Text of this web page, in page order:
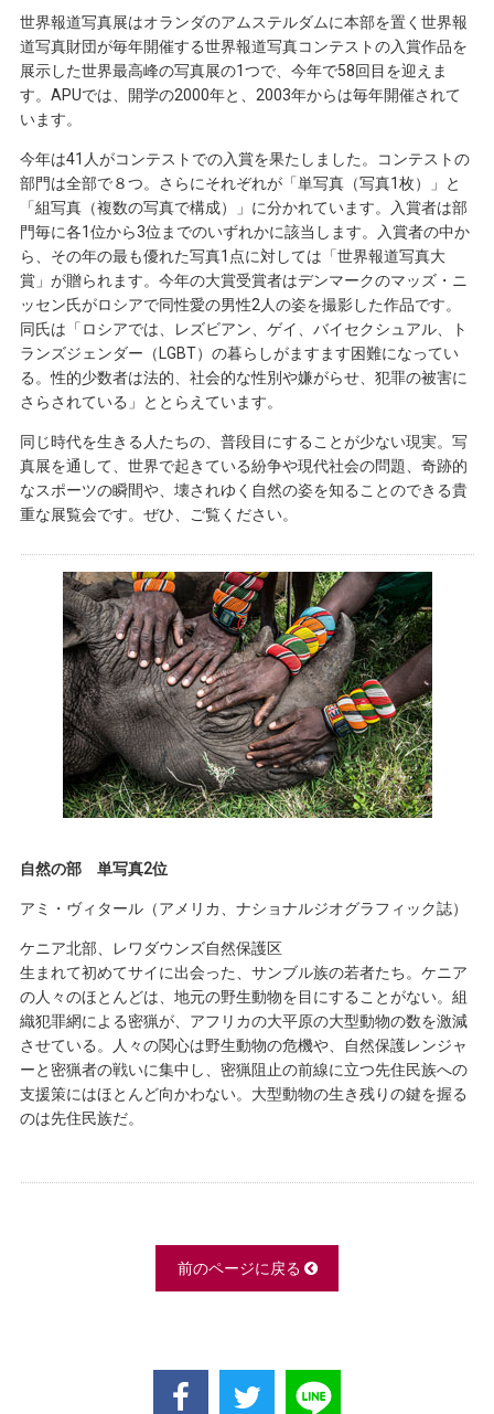
世界報道写真展はオランダのアムステルダムに本部を置く世界報
道写真財団が毎年開催する世界報道写真コンテストの入賞作品を
展示した世界最高峰の写真展の1つで、今年で58回目を迎えま
す。APUでは、開学の2000年と、2003年からは毎年開催されて
います。
今年は41人がコンテストでの入賞を果たしました。コンテストの
部門は全部で８つ。さらにそれぞれが「単写真（写真1枚）」と
「組写真（複数の写真で構成）」に分かれています。入賞者は部
門毎に各1位から3位までのいずれかに該当します。入賞者の中か
ら、その年の最も優れた写真1点に対しては「世界報道写真大
賞」が贈られます。今年の大賞受賞者はデンマークのマッズ・ニ
ッセン氏がロシアで同性愛の男性2人の姿を撮影した作品です。
同氏は「ロシアでは、レズビアン、ゲイ、バイセクシュアル、ト
ランズジェンダー（LGBT）の暮らしがますます困難になってい
る。性的少数者は法的、社会的な性別や嫌がらせ、犯罪の被害に
さらされている」ととらえています。
同じ時代を生きる人たちの、普段目にすることが少ない現実。写
真展を通して、世界で起きている紛争や現代社会の問題、奇跡的
なスポーツの瞬間や、壊されゆく自然の姿を知ることのできる貴
重な展覧会です。ぜひ、ご覧ください。
自然の部 単写真2位
アミ・ヴィタール（アメリカ、ナショナルジオグラフィック誌）
ケニア北部、レワダウンズ自然保護区
生まれて初めてサイに出会った、サンブル族の若者たち。ケニア
の人々のほとんどは、地元の野生動物を目にすることがない。組
織犯罪網による密猟が、アフリカの大平原の大型動物の数を激減
させている。人々の関心は野生動物の危機や、自然保護レンジャ
ーと密猟者の戦いに集中し、密猟阻止の前線に立つ先住民族への
支援策にはほとんど向かわない。大型動物の生き残りの鍵を握る
のは先住民族だ。
前のページに戻る